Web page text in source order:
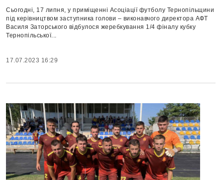
Сьогодні, 17 липня, у приміщенні Асоціації футболу Тернопільщини
під керівництвом заступника голови – виконавчого директора АФТ
Василя Заторського відбулося жеребкування 1/4 фіналу кубку
Тернопільської...
17.07.2023 16:29